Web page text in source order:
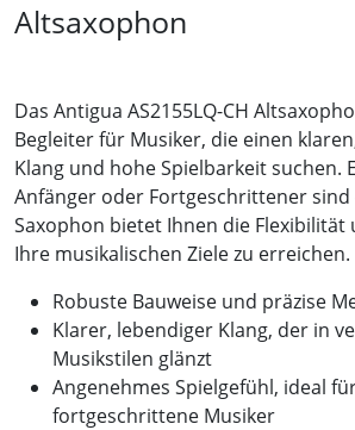
Altsaxophon
Das Antigua AS2155LQ-CH
Begleiter für Musiker, die einen
Klang und hohe Spielbarkeit suchen.
Anfänger oder Fortgeschrittener sind
Saxophon bietet Ihnen die Flexibilität
Ihre musikalischen Ziele zu erreichen.
Robuste Bauweise und präzise
Klarer, lebendiger Klang, der in
Musikstilen glänzt
Angenehmes Spielgefühl, ideal
fortgeschrittene Musiker